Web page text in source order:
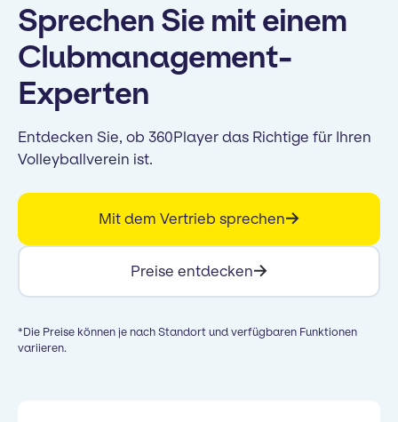
Sprechen Sie mit einem
Clubmanagement-
Experten
Entdecken Sie, ob 360Player das Richtige für Ihren
Volleyballverein ist.
Mit dem Vertrieb sprechen
Preise entdecken
*Die Preise können je nach Standort und verfügbaren Funktionen
variieren.